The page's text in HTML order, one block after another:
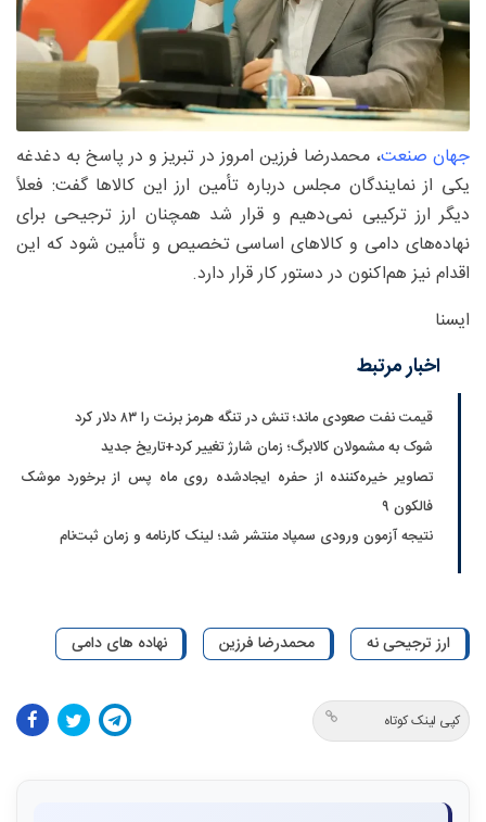
جهان صنعت، محمدرضا فرزین امروز در تبریز و در پاسخ به دغدغه
یکی از نمایندگان مجلس درباره تأمین ارز این کالاها گفت: فعلاً
دیگر ارز ترکیبی نمی‌دهیم و قرار شد همچنان ارز ترجیحی برای
نهاده‌های دامی و کالاهای اساسی تخصیص و تأمین شود که این
اقدام نیز هم‌اکنون در دستور کار قرار دارد.
ایسنا
اخبار مرتبط
قیمت نفت صعودی ماند؛ تنش در تنگه هرمز برنت را ۸۳ دلار کرد
شوک به مشمولان کالابرگ؛ زمان شارژ تغییر کرد+تاریخ جدید
تصاویر خیره‌کننده از حفره ایجادشده روی ماه پس از برخورد موشک
فالکون ۹
نتیجه آزمون ورودی سمپاد منتشر شد؛ لینک کارنامه و زمان ثبت‌نام
ارز ترجیحی نه محمدرضا فرزین نهاده های دامی
کپی لینک کوتاه